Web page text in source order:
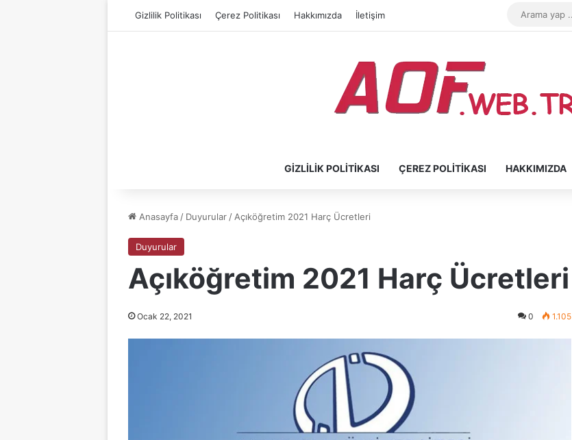
Gizlilik Politikası Çerez Politikası Hakkımızda İletişim
GIZLILIK POLITIKASI ÇEREZ POLITIKASI HAKKIMIZDA
Anasayfa / Duyurular / Açıköğretim 2021 Harç Ücretleri
Duyurular
Açıköğretim 2021 Harç Ücretleri
Ocak 22, 2021 0 1.105